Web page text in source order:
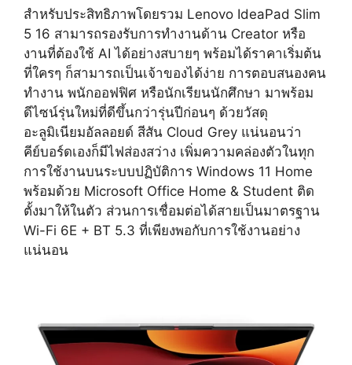
สำหรับประสิทธิภาพโดยรวม Lenovo IdeaPad Slim
5 16 สามารถรองรับการทำงานด้าน Creator หรือ
งานที่ต้องใช้ AI ได้อย่างสบายๆ พร้อมได้ราคาเริ่มต้น
ที่ใครๆ ก็สามารถเป็นเจ้าของได้ง่าย การตอบสนองคน
ทำงาน พนักออฟฟิศ หรือนักเรียนนักศึกษา มาพร้อม
ดีไซน์รุ่นใหม่ที่ดีขึ้นกว่ารุ่นปีก่อนๆ ด้วยวัสดุ
อะลูมิเนียมอัลลอยด์ สีสัน Cloud Grey แน่นอนว่า
คีย์บอร์ดเองก็มีไฟส่องสว่าง เพิ่มความคล่องตัวในทุก
การใช้งานบนระบบปฏิบัติการ Windows 11 Home
พร้อมด้วย Microsoft Office Home & Student ติด
ตั้งมาให้ในตัว ส่วนการเชื่อมต่อได้สายเป็นมาตรฐาน
Wi-Fi 6E + BT 5.3 ที่เพียงพอกับการใช้งานอย่าง
แน่นอน